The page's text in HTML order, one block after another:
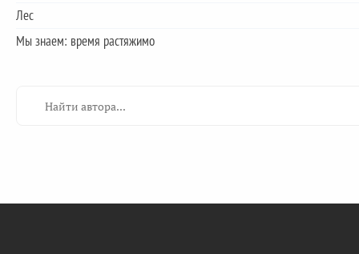
Лес
Мы знаем: время растяжимо